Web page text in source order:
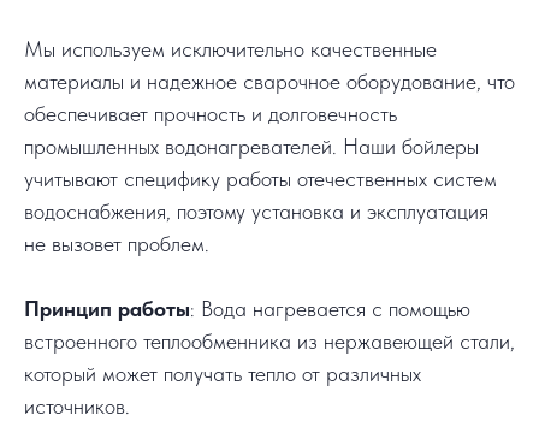
Мы используем исключительно качественные
материалы и надежное сварочное оборудование, что
обеспечивает прочность и долговечность
промышленных водонагревателей. Наши бойлеры
учитывают специфику работы отечественных систем
водоснабжения, поэтому установка и эксплуатация
не вызовет проблем.
Принцип работы: Вода нагревается с помощью
встроенного теплообменника из нержавеющей стали,
который может получать тепло от различных
источников.